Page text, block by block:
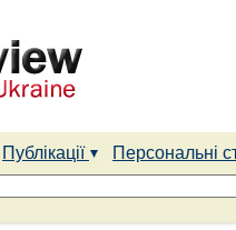
Публікації
Персональні